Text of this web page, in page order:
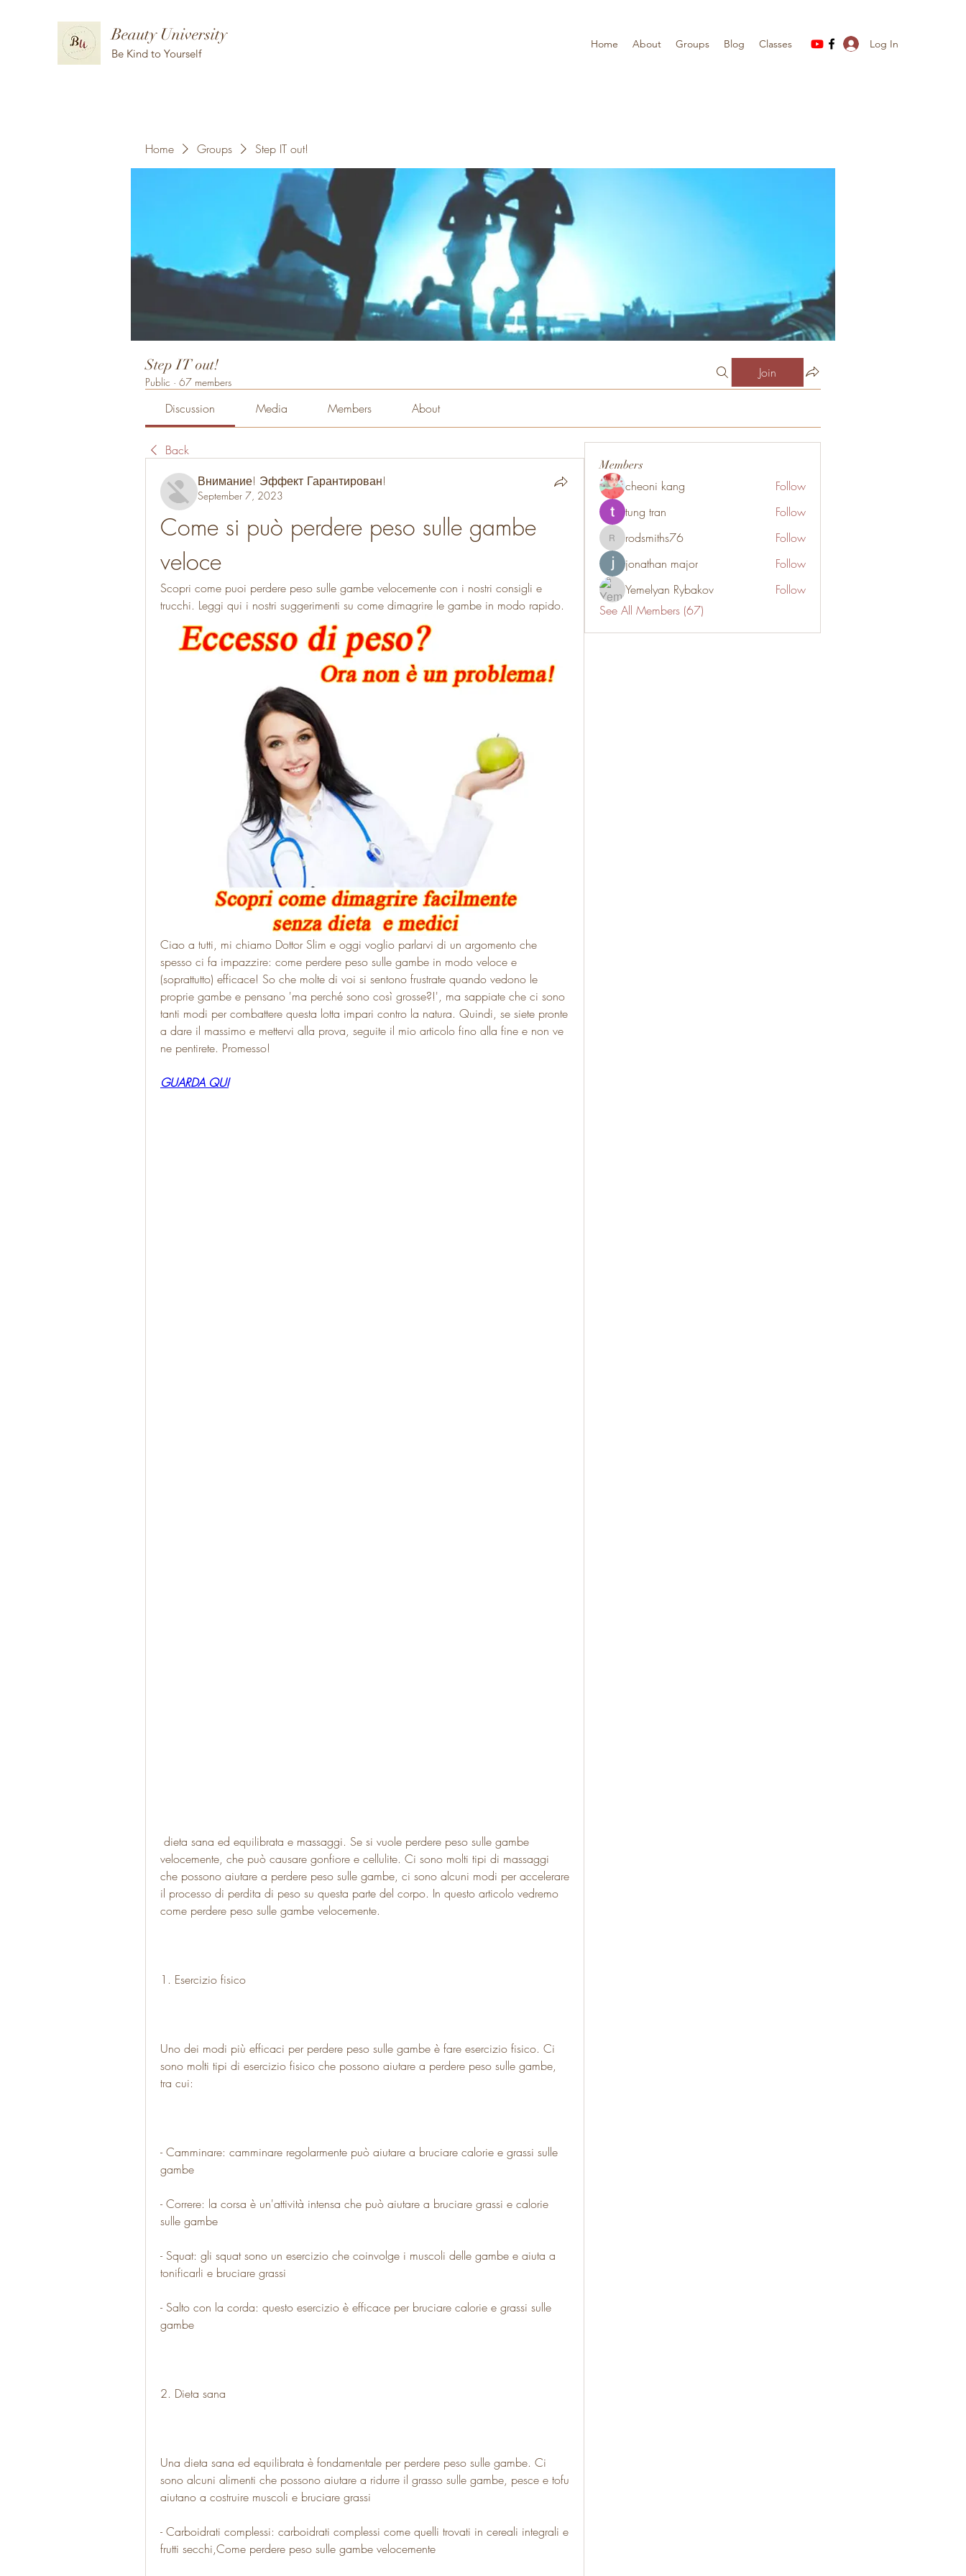
Beauty University
Be Kind to Yourself
Home About Groups Blog Classes Log In
Home Groups Step IT out!
Step IT out!
Public · 67 members
Join
Discussion Media Members About
Back
Внимание! Эффект Гарантирован!
September 7, 2023
Come si può perdere peso sulle gambe
veloce
Scopri come puoi perdere peso sulle gambe velocemente con i nostri consigli e
trucchi. Leggi qui i nostri suggerimenti su come dimagrire le gambe in modo rapido.
Ciao a tutti, mi chiamo Dottor Slim e oggi voglio parlarvi di un argomento che
spesso ci fa impazzire: come perdere peso sulle gambe in modo veloce e
(soprattutto) efficace! So che molte di voi si sentono frustrate quando vedono le
proprie gambe e pensano 'ma perché sono così grosse?!', ma sappiate che ci sono
tanti modi per combattere questa lotta impari contro la natura. Quindi, se siete pronte
a dare il massimo e mettervi alla prova, seguite il mio articolo fino alla fine e non ve
ne pentirete. Promesso!
GUARDA QUI
velocemente, che può causare gonfiore e cellulite. Ci sono molti tipi di massaggi
che possono aiutare a perdere peso sulle gambe, ci sono alcuni modi per accelerare
il processo di perdita di peso su questa parte del corpo. In questo articolo vedremo
come perdere peso sulle gambe velocemente.
1. Esercizio fisico
Uno dei modi più efficaci per perdere peso sulle gambe è fare esercizio fisico. Ci
sono molti tipi di esercizio fisico che possono aiutare a perdere peso sulle gambe,
tra cui:
- Camminare: camminare regolarmente può aiutare a bruciare calorie e grassi sulle
gambe
- Correre: la corsa è un'attività intensa che può aiutare a bruciare grassi e calorie
sulle gambe
- Squat: gli squat sono un esercizio che coinvolge i muscoli delle gambe e aiuta a
tonificarli e bruciare grassi
- Salto con la corda: questo esercizio è efficace per bruciare calorie e grassi sulle
gambe
2. Dieta sana
Una dieta sana ed equilibrata è fondamentale per perdere peso sulle gambe. Ci
sono alcuni alimenti che possono aiutare a ridurre il grasso sulle gambe, pesce e tofu
aiutano a costruire muscoli e bruciare grassi
- Carboidrati complessi: carboidrati complessi come quelli trovati in cereali integrali e
frutti secchi,Come perdere peso sulle gambe velocemente
Members
cheoni kang
Follow
tung tran
Follow
rodsmiths76
rodsmiths76
Follow
jonathan major
Follow
Yemelyan Rybakov
Follow
See All Members (67)